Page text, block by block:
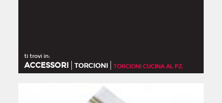
ti trovi in:
ACCESSORI TORCIONI TORCIONI CUCINA AL PZ.